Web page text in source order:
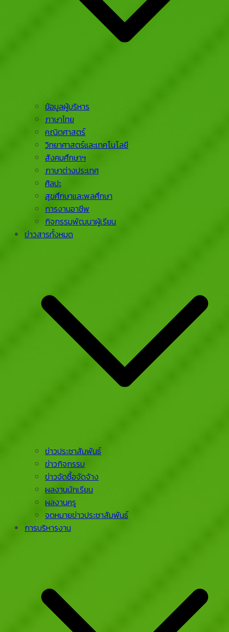
ข้อมูลผู้บริหาร
ภาษาไทย
คณิตศาสตร์
วิทยาศาสตร์และเทคโนโลยี
สังคมศึกษาฯ
ภาษาต่างประเทศ
ศิลปะ
สุขศึกษาและพลศึกษา
การงานอาชีพ
กิจกรรมพัฒนาผู้เรียน
ข่าวสารทั้งหมด
ข่าวประชาสัมพันธ์
ข่าวกิจกรรม
ข่าวจัดซื้อจัดจ้าง
ผลงานนักเรียน
ผลงานครู
จดหมายข่าวประชาสัมพันธ์
การบริหารงาน